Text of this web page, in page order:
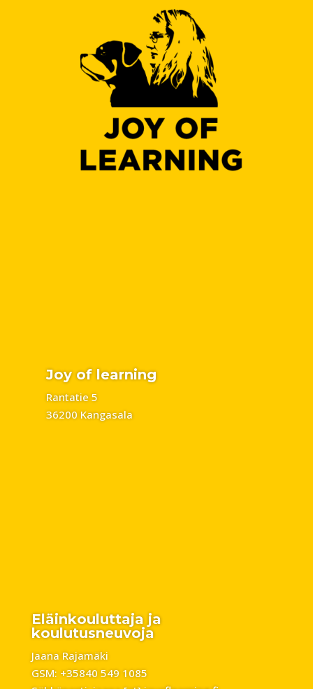
Joy of learning
Rantatie 5
36200 Kangasala
Eläinkouluttaja ja
koulutusneuvoja
Jaana Rajamäki
GSM: +35840 549 1085